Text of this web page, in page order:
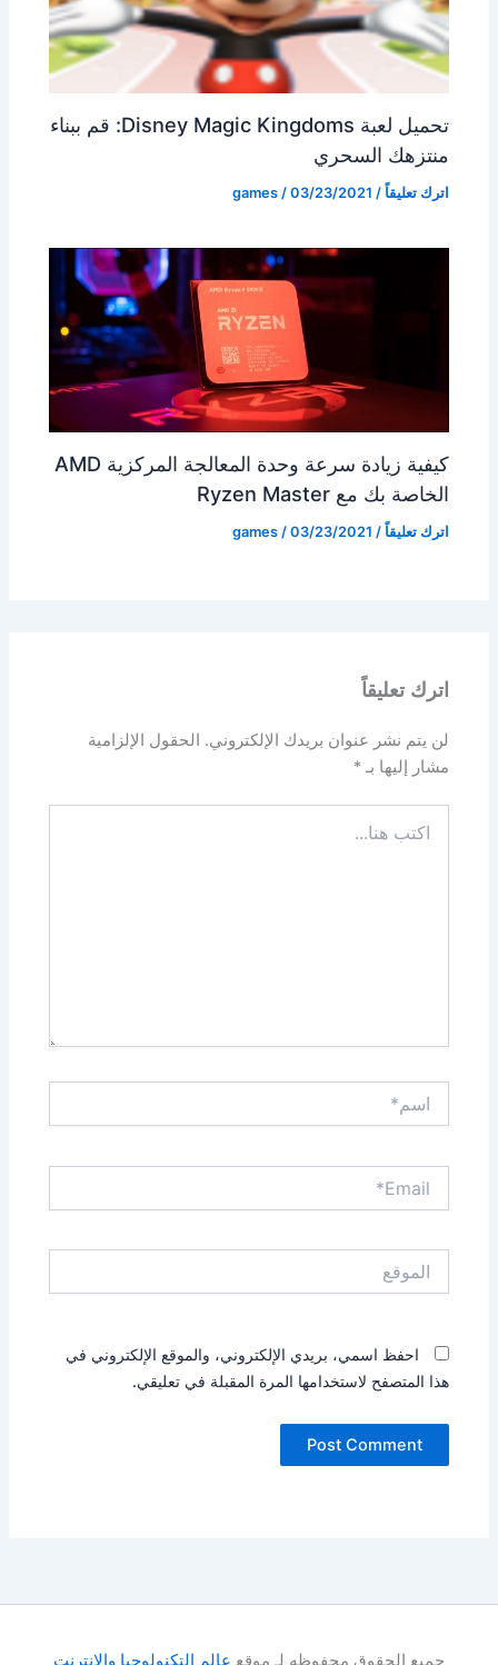
تحميل لعبة Disney Magic Kingdoms: قم ببناء
منتزهك السحري
اترك تعليقاً /
games/ 03/23/2021
كيفية زيادة سرعة وحدة المعالجة المركزية AMD
الخاصة بك مع Ryzen Master
اترك تعليقاً /
games/ 03/23/2021
اترك تعليقاً
لن يتم نشر عنوان بريدك الإلكتروني. الحقول الإلزامية
مشار إليها بـ*
هنا...
احفظ اسمي، بريدي الإلكتروني، والموقع الإلكتروني في
هذا المتصفح لاستخدامها المرة المقبلة في تعليقي.
جميع الحقوق محفوظه لـ موقع عالم التكنولوجيا والانترنت